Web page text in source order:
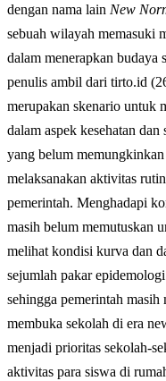
dengan nama lain New
sebuah wilayah memasuki
dalam menerapkan budaya
penulis ambil dari tirto.id
merupakan skenario untuk
dalam aspek kesehatan
yang belum
melaksanakan aktivitas
pemerintah. Menghadapi
masih belum memutuskan
melihat kondisi kurva dan
sejumlah pakar
sehingga pemerintah
membuka sekolah di era
menjadi prioritas sekolah-
aktivitas para siswa di